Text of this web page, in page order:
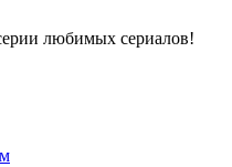
любимых сериалов!